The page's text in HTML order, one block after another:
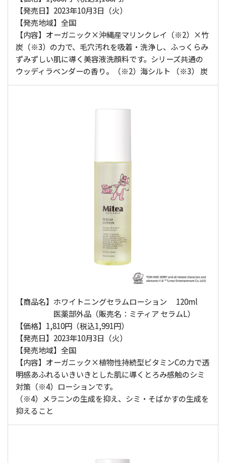
【発売日】2023年10月3日（火）
【発売地域】全国
【内容】オーガニック×沖縄産マリンクレイ（※2）×竹
炭（※3）の力で、毛穴汚れを吸着・洗浄し、ふっくらみ
ずみずしい肌に導く美容液洗顔料です。シリーズ共通の
ウッディラベンダーの香り。（※2）海シルト （※3） 炭
【商品名】ホワイトニングセラムローション 120ml
医薬部外品（販売名：ミティア セラムL）
【価格】1,810円（税込1,991円）
【発売日】2023年10月3日（火）
【発売地域】全国
【内容】オーガニック×植物性持続型ビタミンCの力で透
明感あふれるいきいきとした肌に導くとろみ感触のシミ
対策（※4）ローションです。
（※4）メラニンの生成を抑え、シミ・そばかすの生成を
抑えること